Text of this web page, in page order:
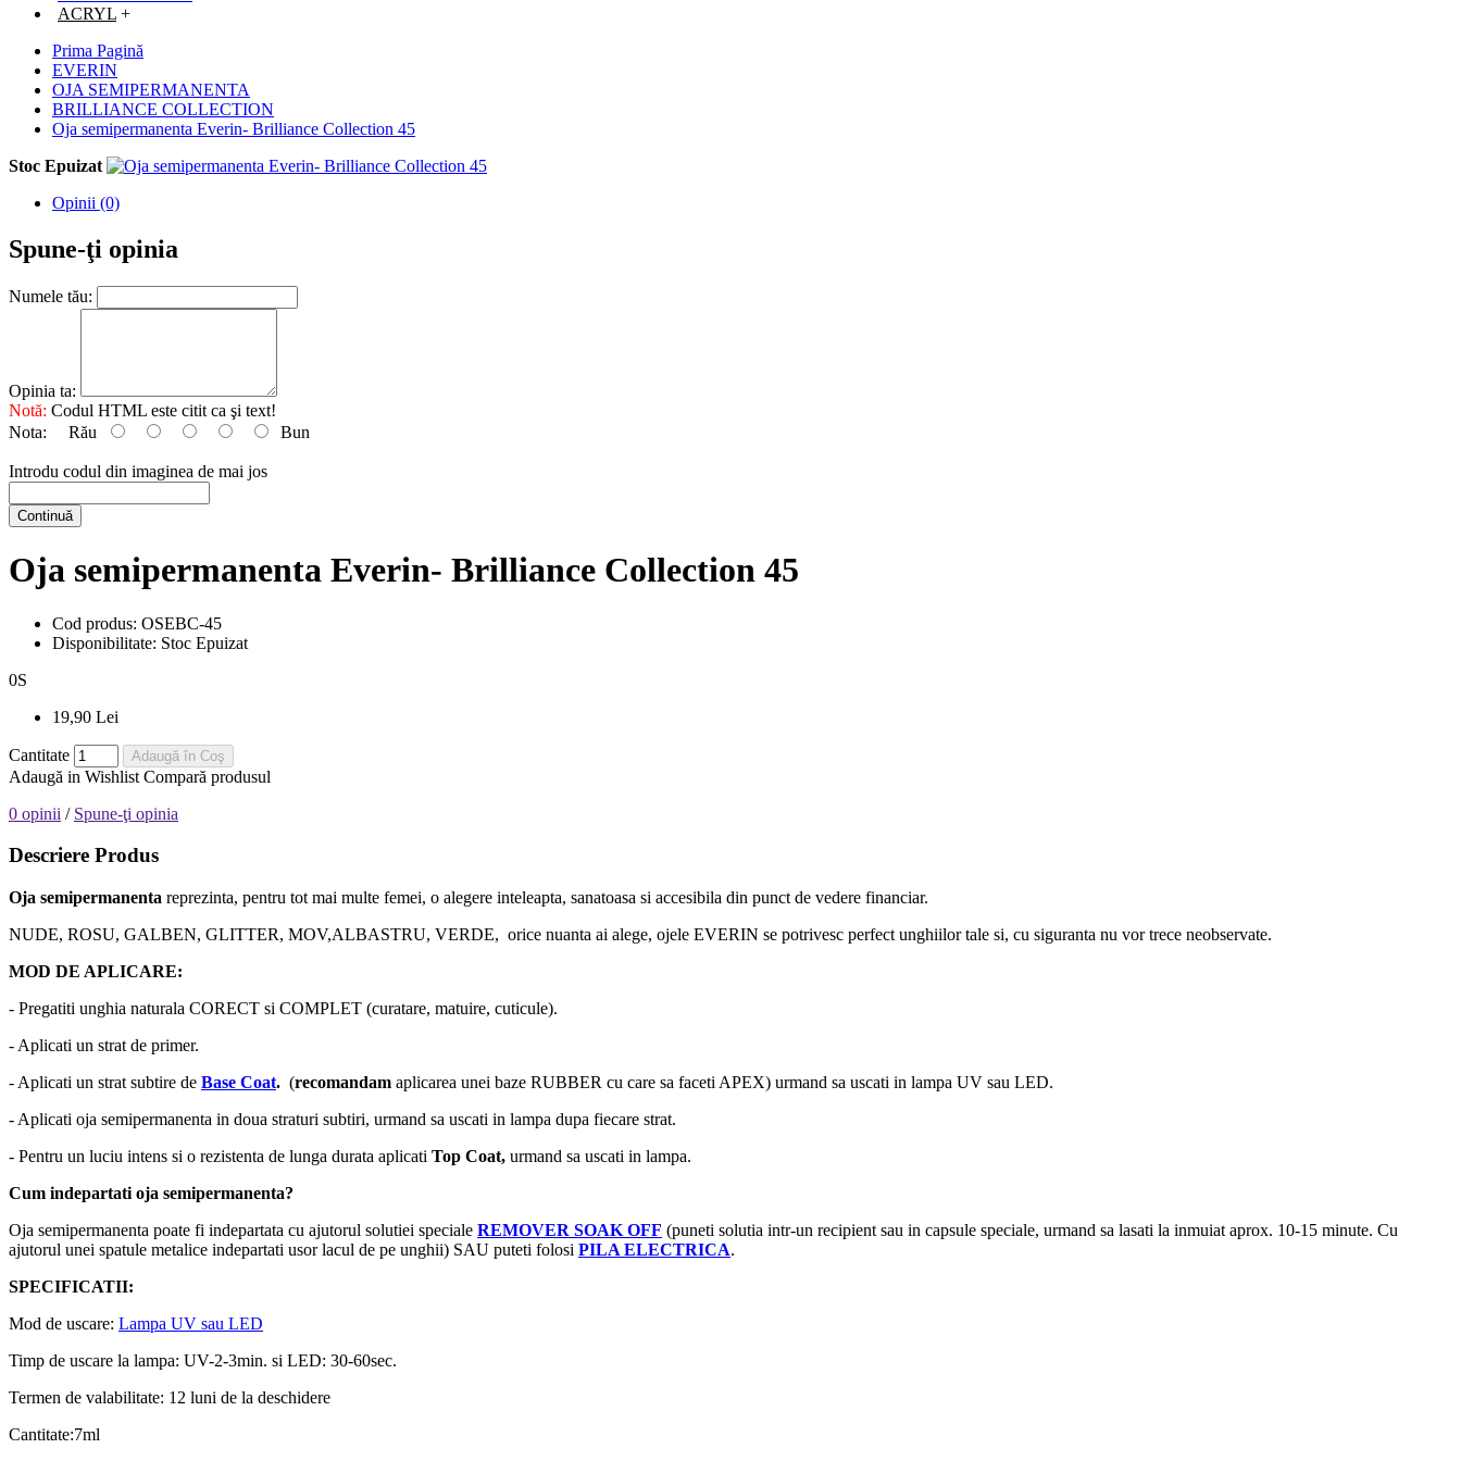
ACRYL +
Prima Pagină
EVERIN
OJA SEMIPERMANENTA
BRILLIANCE COLLECTION
Oja semipermanenta Everin- Brilliance Collection 45
Stoc Epuizat
Opinii (0)
Spune-ţi opinia
Numele tău:
Opinia ta:
Notă: Codul HTML este citit ca şi text!
Nota: Rău Bun
Introdu codul din imaginea de mai jos
Continuă
Oja semipermanenta Everin- Brilliance Collection 45
Cod produs: OSEBC-45
Disponibilitate: Stoc Epuizat
0S
19,90 Lei
Cantitate Adaugă în Coş
Adaugă in Wishlist Compară produsul
0 opinii / Spune-ţi opinia
Descriere Produs
Oja semipermanenta reprezinta, pentru tot mai multe femei, o alegere inteleapta, sanatoasa si accesibila din punct de vedere financiar.
NUDE, ROSU, GALBEN, GLITTER, MOV,ALBASTRU, VERDE, orice nuanta ai alege, ojele EVERIN se potrivesc perfect unghiilor tale si, cu siguranta nu vor trece neobservate.
MOD DE APLICARE:
- Pregatiti unghia naturala CORECT si COMPLET (curatare, matuire, cuticule).
- Aplicati un strat de primer.
- Aplicati un strat subtire de Base Coat. (recomandam aplicarea unei baze RUBBER cu care sa faceti APEX) urmand sa uscati in lampa UV sau LED.
- Aplicati oja semipermanenta in doua straturi subtiri, urmand sa uscati in lampa dupa fiecare strat.
- Pentru un luciu intens si o rezistenta de lunga durata aplicati Top Coat, urmand sa uscati in lampa.
Cum indepartati oja semipermanenta?
Oja semipermanenta poate fi indepartata cu ajutorul solutiei speciale REMOVER SOAK OFF (puneti solutia intr-un recipient sau in capsule speciale, urmand sa lasati la inmuiat aprox. 10-15 minute. Cu
ajutorul unei spatule metalice indepartati usor lacul de pe unghii) SAU puteti folosi PILA ELECTRICA.
SPECIFICATII:
Mod de uscare: Lampa UV sau LED
Timp de uscare la lampa: UV-2-3min. si LED: 30-60sec.
Termen de valabilitate: 12 luni de la deschidere
Cantitate:7ml